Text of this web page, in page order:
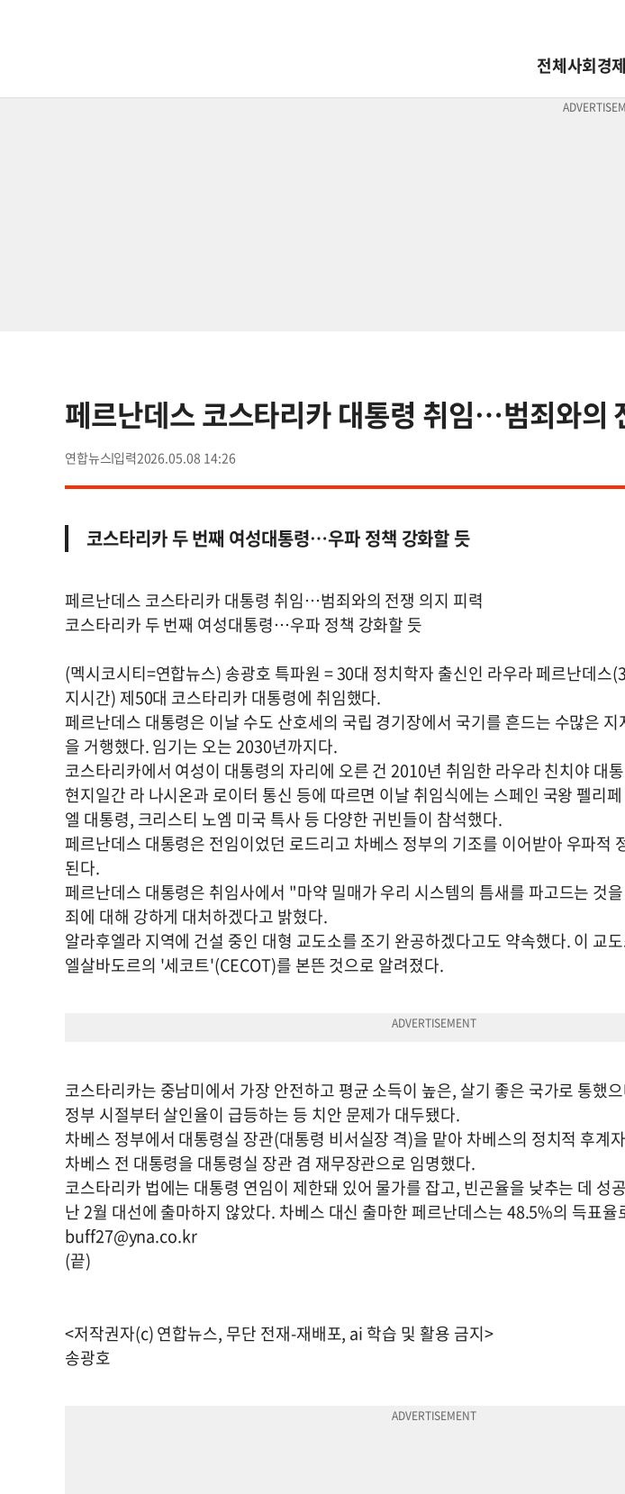
전체사회경제
페르난데스 코스타리카 대통령 취임…범죄와의
연합뉴스 2026.05.08 14:26
코스타리카 두 번째 여성대통령…우파 정책 강화할 듯
페르난데스 코스타리카 대통령 취임…범죄와의 전쟁 의지 피력
코스타리카 두 번째 여성대통령…우파 정책 강화할 듯
(멕시코시티=연합뉴스) 송광호 특파원 = 30대 정치학자 출신인 라우라 페르난데스
지시간) 제50대 코스타리카 대통령에 취임했다.
페르난데스 대통령은 이날 수도 산호세의 국립 경기장에서 국기를 흔드는 수많은
을 거행했다. 임기는 오는 2030년까지다.
코스타리카에서 여성이 대통령의 자리에 오른 건 2010년 취임한 라우라 친치야 대
현지일간 라 나시온과 로이터 통신 등에 따르면 이날 취임식에는 스페인 국왕 펠리
엘 대통령, 크리스티 노엠 미국 특사 등 다양한 귀빈들이 참석했다.
페르난데스 대통령은 전임이었던 로드리고 차베스 정부의 기조를 이어받아 우파적
된다.
페르난데스 대통령은 취임사에서 "마약 밀매가 우리 시스템의 틈새를 파고드는 것
죄에 대해 강하게 대처하겠다고 밝혔다.
알라후엘라 지역에 건설 중인 대형 교도소를 조기 완공하겠다고도 약속했다. 이 교
엘살바도르의 '세코트'(CECOT)를 본뜬 것으로 알려졌다.
코스타리카는 중남미에서 가장 안전하고 평균 소득이 높은, 살기 좋은 국가로 통했
정부 시절부터 살인율이 급등하는 등 치안 문제가 대두됐다.
차베스 정부에서 대통령실 장관(대통령 비서실장 격)을 맡아 차베스의 정치적 후계
차베스 전 대통령을 대통령실 장관 겸 재무장관으로 임명했다.
코스타리카 법에는 대통령 연임이 제한돼 있어 물가를 잡고, 빈곤율을 낮추는 데 성
난 2월 대선에 출마하지 않았다. 차베스 대신 출마한 페르난데스는 48.5%의 득표율
buff27@yna.co.kr
(끝)
<저작권자(c) 연합뉴스, 무단 전재-재배포, ai 학습 및 활용 금지>
송광호